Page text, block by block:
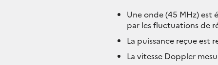
Une onde (45 MHz) est
par les fluctuations de
La puissance reçue est
La vitesse Doppler